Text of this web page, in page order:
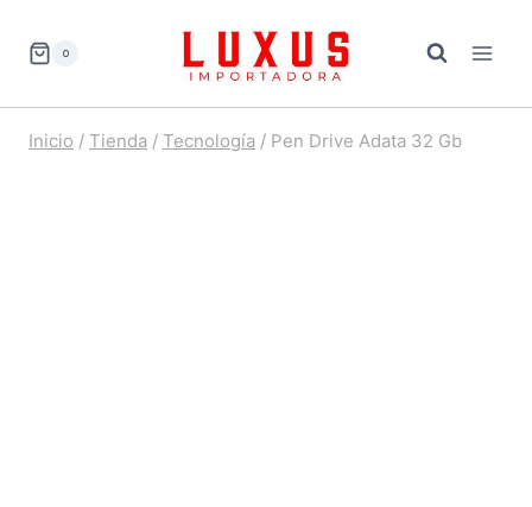
0
Inicio / Tienda / Tecnología / Pen Drive Adata 32 Gb